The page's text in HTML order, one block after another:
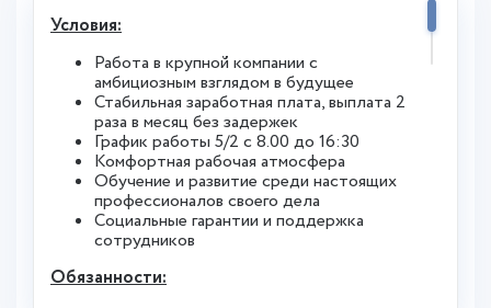
Условия:
Работа в крупной компании с
амбициозным взглядом в будущее
Стабильная заработная плата, выплата 2
раза в месяц без задержек
График работы 5/2 с 8.00 до 16:30
Комфортная рабочая атмосфера
Обучение и развитие среди настоящих
профессионалов своего дела
Социальные гарантии и поддержка
сотрудников
Обязанности: